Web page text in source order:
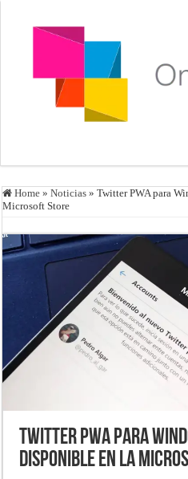
Home » Noticias » Twitter PWA para
Microsoft Store
Twitter PWA para
disponible en la